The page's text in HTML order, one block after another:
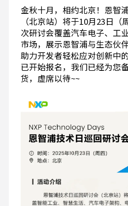
金秋十月，相约北京！恩智
（北京站）将于10月23日
次研讨会覆盖汽车电子、工
市场，展示恩智浦与生态伙
助力开发者轻松应对创新中
已开始报名，我们已经为您
货，虚席以待~~